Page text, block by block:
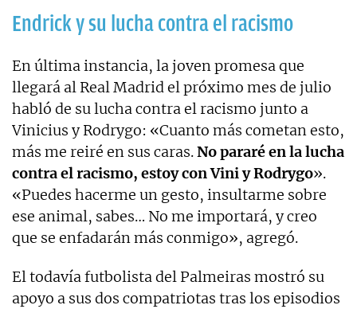
Endrick y su lucha contra el racismo
En última instancia, la joven promesa que
llegará al Real Madrid el próximo mes de julio
habló de su lucha contra el racismo junto a
Vinicius y Rodrygo: «Cuanto más cometan esto,
más me reiré en sus caras.No pararé en la lucha
contra el racismo, estoy con Vini y Rodrygo».
«Puedes hacerme un gesto, insultarme sobre
ese animal, sabes… No me importará, y creo
que se enfadarán más conmigo», agregó.
El todavía futbolista del Palmeiras mostró su
apoyo a sus dos compatriotas tras los episodios